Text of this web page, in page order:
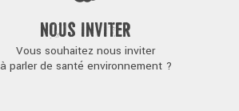
NOUS INVITER
Vous souhaitez nous inviter
à parler de santé environnement ?